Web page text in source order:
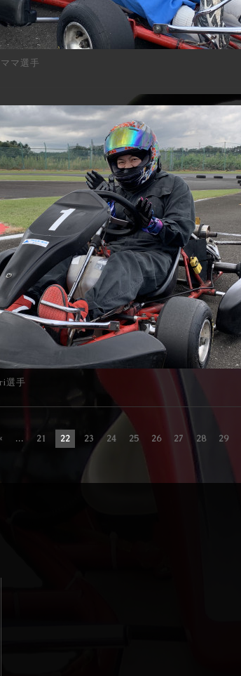
マ選手
選手
... 21 22 23 24 25 26 27 28 29